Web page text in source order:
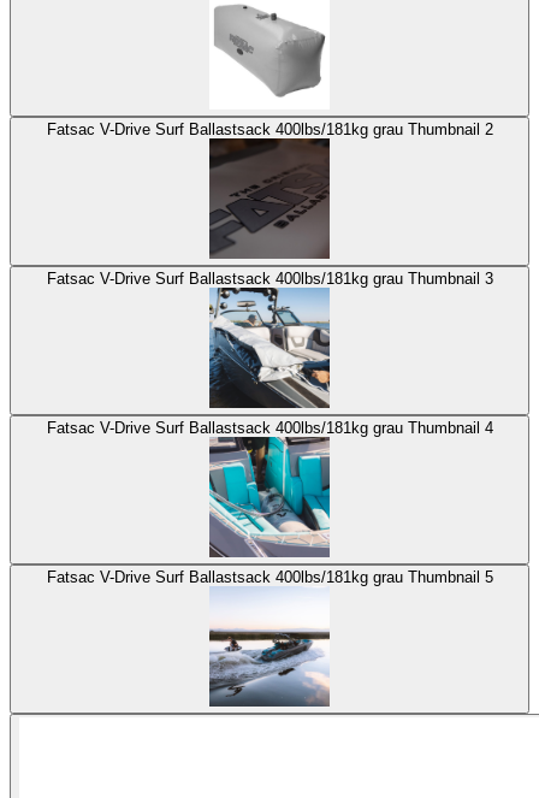
Fatsac V-Drive Surf Ballastsack 400lbs/181kg grau Thumbnail 2
Fatsac V-Drive Surf Ballastsack 400lbs/181kg grau Thumbnail 3
Fatsac V-Drive Surf Ballastsack 400lbs/181kg grau Thumbnail 4
Fatsac V-Drive Surf Ballastsack 400lbs/181kg grau Thumbnail 5